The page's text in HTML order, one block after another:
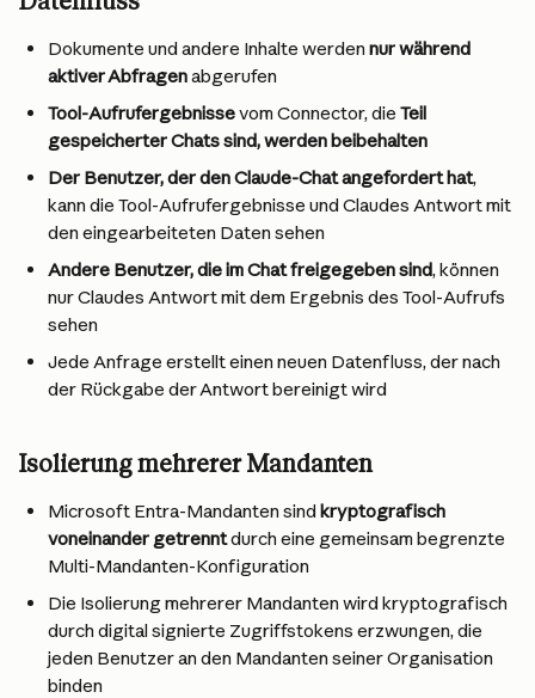
Dokumente und andere Inhalte werden nur während
aktiver Abfragen abgerufen
Tool-Aufrufergebnisse vom Connector, die Teil
gespeicherter Chats sind, werden beibehalten
Der Benutzer, der den Claude-Chat angefordert hat,
kann die Tool-Aufrufergebnisse und Claudes Antwort mit
den eingearbeiteten Daten sehen
Andere Benutzer, die im Chat freigegeben sind, können
nur Claudes Antwort mit dem Ergebnis des Tool-Aufrufs
sehen
Jede Anfrage erstellt einen neuen Datenfluss, der nach
der Rückgabe der Antwort bereinigt wird
Isolierung mehrerer Mandanten
Microsoft Entra-Mandanten sind kryptografisch
voneinander getrennt durch eine gemeinsam begrenzte
Multi-Mandanten-Konfiguration
Die Isolierung mehrerer Mandanten wird kryptografisch
durch digital signierte Zugriffstokens erzwungen, die
jeden Benutzer an den Mandanten seiner Organisation
binden